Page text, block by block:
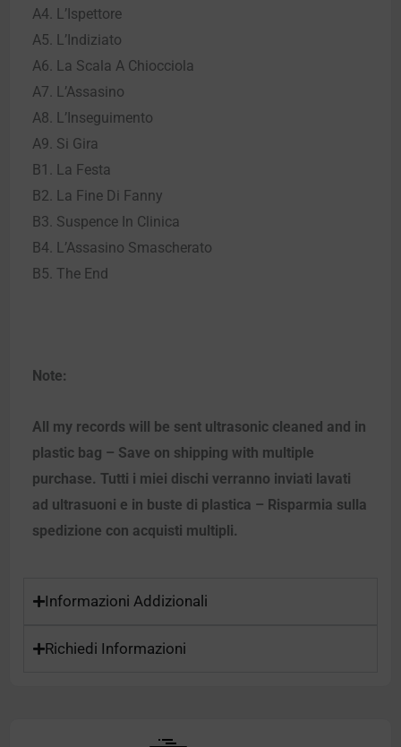
A4. L’Ispettore
A5. L’Indiziato
A6. La Scala A Chiocciola
A7. L’Assasino
A8. L’Inseguimento
A9. Si Gira
B1. La Festa
B2. La Fine Di Fanny
B3. Suspence In Clinica
B4. L’Assasino Smascherato
B5. The End
Note:
All my records will be sent ultrasonic cleaned and in
plastic bag – Save on shipping with multiple
purchase. Tutti i miei dischi verranno inviati lavati
ad ultrasuoni e in buste di plastica – Risparmia sulla
spedizione con acquisti multipli.
Informazioni Addizionali
Richiedi Informazioni